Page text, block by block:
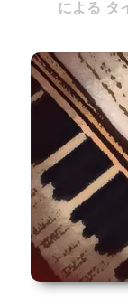
による タ